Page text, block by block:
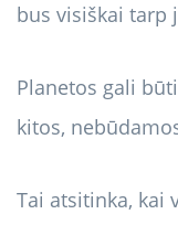
bus visiškai tarp
Planetos gali
kitos,
Tai atsitinka, kai